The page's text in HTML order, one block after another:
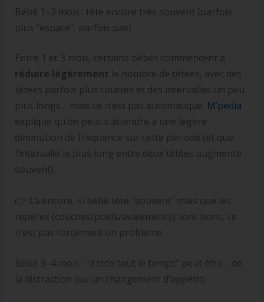
Bébé 1–3 mois : tète encore très souvent (parfois
plus “espacé”, parfois pas)
Entre 1 et 3 mois, certains bébés commencent à
réduire légèrement le nombre de tétées, avec des
tétées parfois plus courtes et des intervalles un peu
plus longs… mais ce n’est pas automatique. M’pédia
explique qu’on peut s’attendre à une légère
diminution de fréquence sur cette période (et que
l’intervalle le plus long entre deux tétées augmente
souvent).
👉 Là encore, si bébé tète “souvent” mais que les
repères (couches/poids/avalements) sont bons, ce
n’est pas forcément un problème
Bébé 3–4 mois : “il tète tout le temps” peut être… de
la distraction (ou un changement d’appétit)